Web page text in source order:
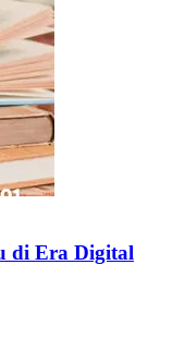
di Era Digital